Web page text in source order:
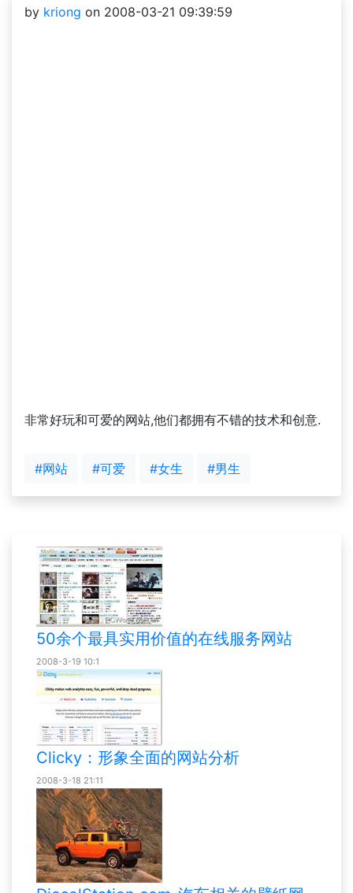
by kriong on 2008-03-21 09:39:59
非常好玩和可爱的网站,他们都拥有不错的技术和创意.
#网站 #可爱 #女生 #男生
50余个最具实用价值的在线服务网站
2008-3-19 10:1
Clicky：形象全面的网站分析
2008-3-18 21:11